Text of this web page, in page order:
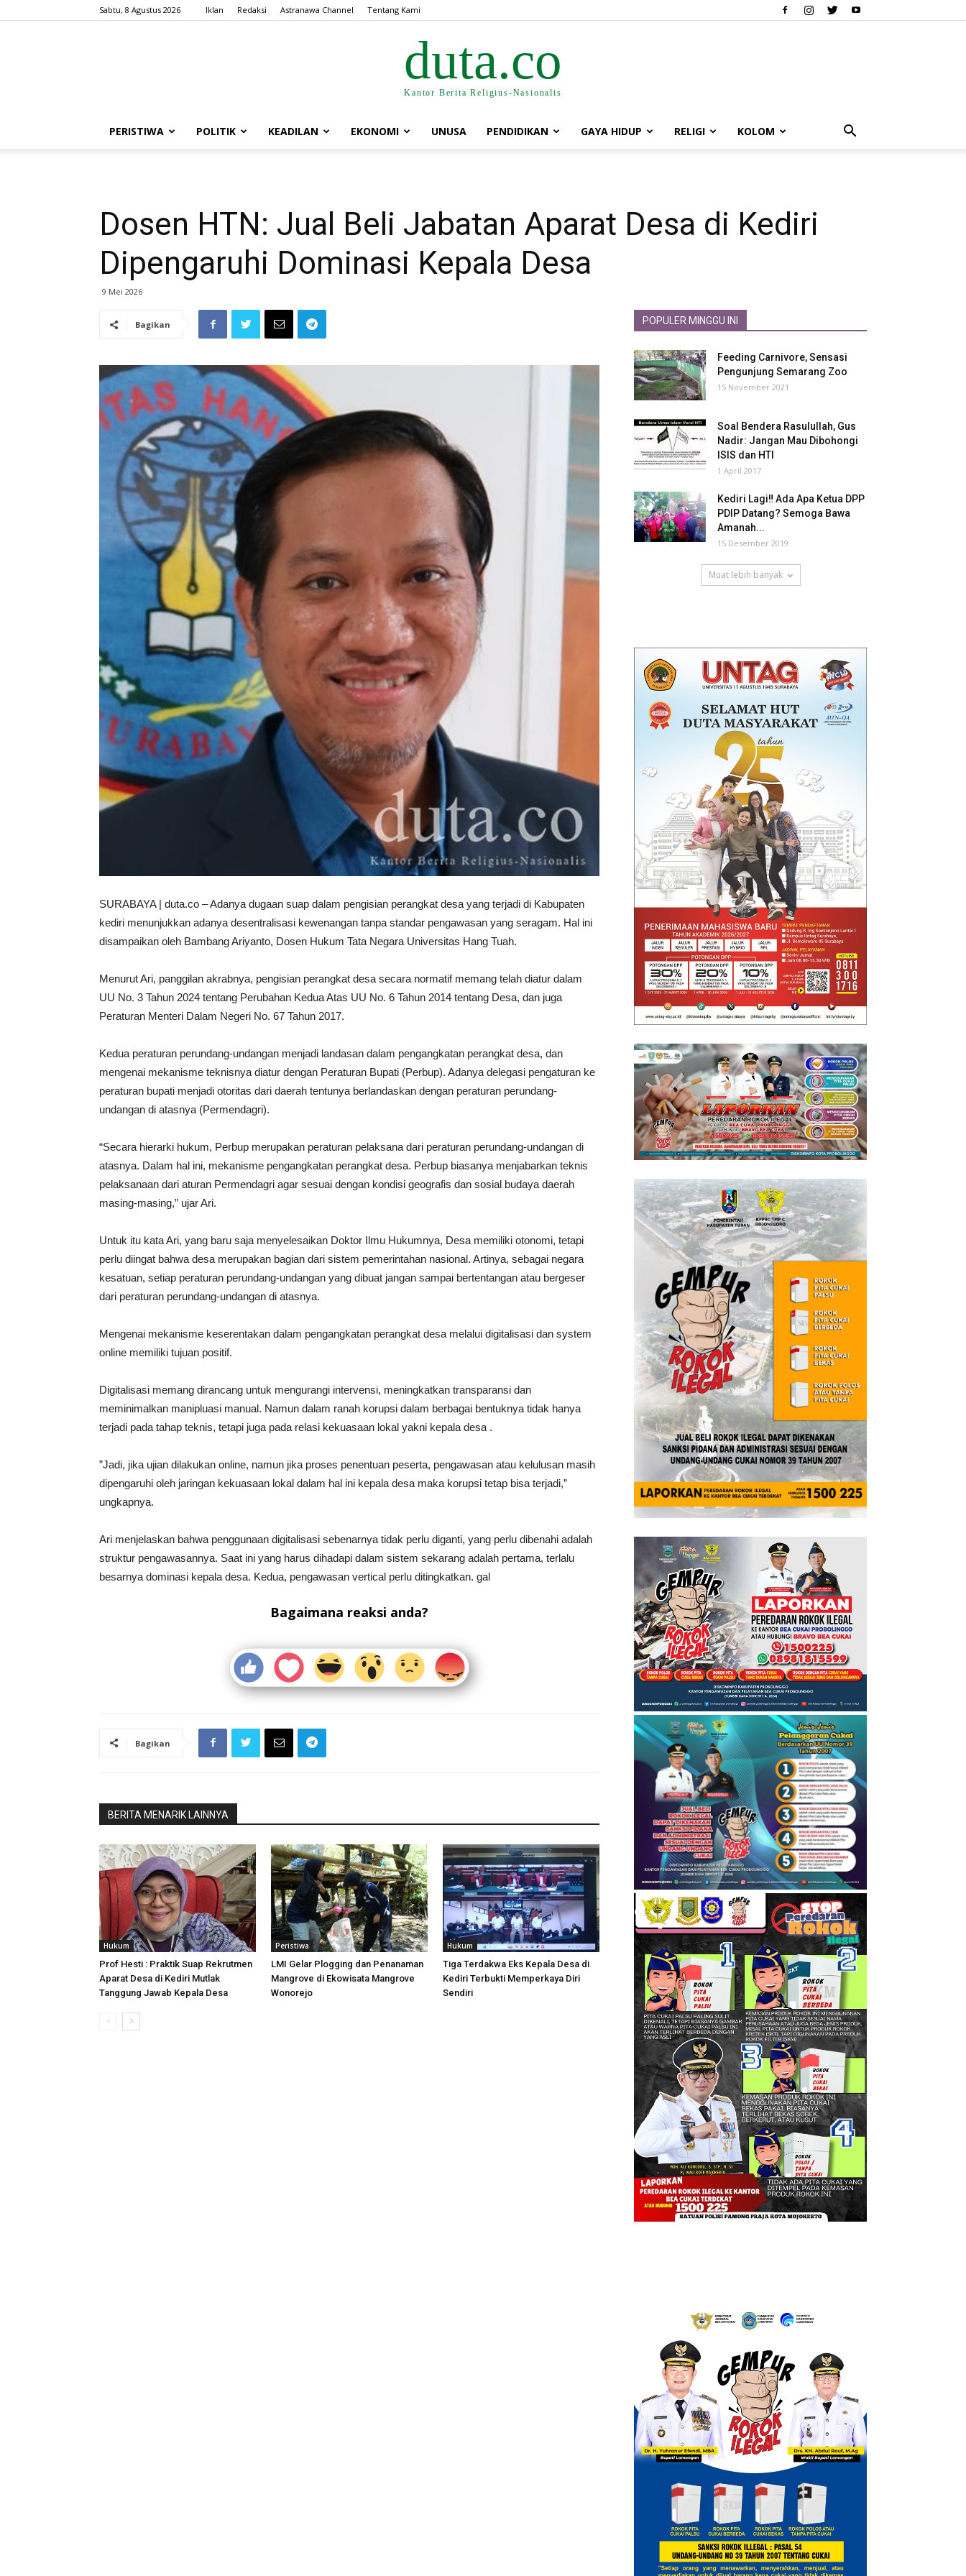
Sabtu, 8 Agustus 2026 Iklan Redaksi Astranawa Channel Tentang Kami
duta.co
Kantor Berita Religius-Nasionalis
PERISTIWA POLITIK KEADILAN EKONOMI UNUSA PENDIDIKAN GAYA HIDUP RELIGI KOLOM
Dosen HTN: Jual Beli Jabatan Aparat Desa di Kediri
Dipengaruhi Dominasi Kepala Desa
9 Mei 2026
Bagikan
SURABAYA | duta.co – Adanya dugaan suap dalam pengisian perangkat desa yang terjadi di Kabupaten
kediri menunjukkan adanya desentralisasi kewenangan tanpa standar pengawasan yang seragam. Hal ini
disampaikan oleh Bambang Ariyanto, Dosen Hukum Tata Negara Universitas Hang Tuah.
Menurut Ari, panggilan akrabnya, pengisian perangkat desa secara normatif memang telah diatur dalam
UU No. 3 Tahun 2024 tentang Perubahan Kedua Atas UU No. 6 Tahun 2014 tentang Desa, dan juga
Peraturan Menteri Dalam Negeri No. 67 Tahun 2017.
Kedua peraturan perundang-undangan menjadi landasan dalam pengangkatan perangkat desa, dan
mengenai mekanisme teknisnya diatur dengan Peraturan Bupati (Perbup). Adanya delegasi pengaturan ke
peraturan bupati menjadi otoritas dari daerah tentunya berlandaskan dengan peraturan perundang-
undangan di atasnya (Permendagri).
“Secara hierarki hukum, Perbup merupakan peraturan pelaksana dari peraturan perundang-undangan di
atasnya. Dalam hal ini, mekanisme pengangkatan perangkat desa. Perbup biasanya menjabarkan teknis
pelaksanaan dari aturan Permendagri agar sesuai dengan kondisi geografis dan sosial budaya daerah
masing-masing,” ujar Ari.
Untuk itu kata Ari, yang baru saja menyelesaikan Doktor Ilmu Hukumnya, Desa memiliki otonomi, tetapi
perlu diingat bahwa desa merupakan bagian dari sistem pemerintahan nasional. Artinya, sebagai negara
kesatuan, setiap peraturan perundang-undangan yang dibuat jangan sampai bertentangan atau bergeser
dari peraturan perundang-undangan di atasnya.
Mengenai mekanisme keserentakan dalam pengangkatan perangkat desa melalui digitalisasi dan system
online memiliki tujuan positif.
Digitalisasi memang dirancang untuk mengurangi intervensi, meningkatkan transparansi dan
meminimalkan manipluasi manual. Namun dalam ranah korupsi dalam berbagai bentuknya tidak hanya
terjadi pada tahap teknis, tetapi juga pada relasi kekuasaan lokal yakni kepala desa .
”Jadi, jika ujian dilakukan online, namun jika proses penentuan peserta, pengawasan atau kelulusan masih
dipengaruhi oleh jaringan kekuasaan lokal dalam hal ini kepala desa maka korupsi tetap bisa terjadi,”
ungkapnya.
Ari menjelaskan bahwa penggunaan digitalisasi sebenarnya tidak perlu diganti, yang perlu dibenahi adalah
struktur pengawasannya. Saat ini yang harus dihadapi dalam sistem sekarang adalah pertama, terlalu
besarnya dominasi kepala desa. Kedua, pengawasan vertical perlu ditingkatkan. gal
Bagaimana reaksi anda?
Bagikan
BERITA MENARIK LAINNYA
Hukum
Prof Hesti : Praktik Suap Rekrutmen
Aparat Desa di Kediri Mutlak
Tanggung Jawab Kepala Desa
Peristiwa
LMI Gelar Plogging dan Penanaman
Mangrove di Ekowisata Mangrove
Wonorejo
Hukum
Tiga Terdakwa Eks Kepala Desa di
Kediri Terbukti Memperkaya Diri
Sendiri
POPULER MINGGU INI
Feeding Carnivore, Sensasi
Pengunjung Semarang Zoo
15 November 2021
Soal Bendera Rasulullah, Gus
Nadir: Jangan Mau Dibohongi
ISIS dan HTI
1 April 2017
Kediri Lagi‼ Ada Apa Ketua DPP
PDIP Datang? Semoga Bawa
Amanah...
15 Desember 2019
Muat lebih banyak